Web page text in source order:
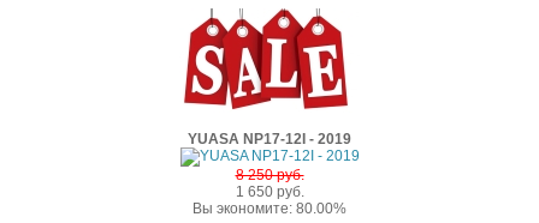
YUASA NP17-12I - 2019
8 250 руб.
1 650 руб.
Вы экономите: 80.00%